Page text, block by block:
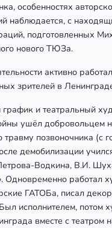
особенностях
с
подготовленных
нового ТЮЗа.
активно
зрителей в
и театральный
добровольцем на
позвоночника (с
демобилизации
Водкина, В.И.
Одновременно работал
ГАТОБа, писал
исполнителем, потом
вместе с